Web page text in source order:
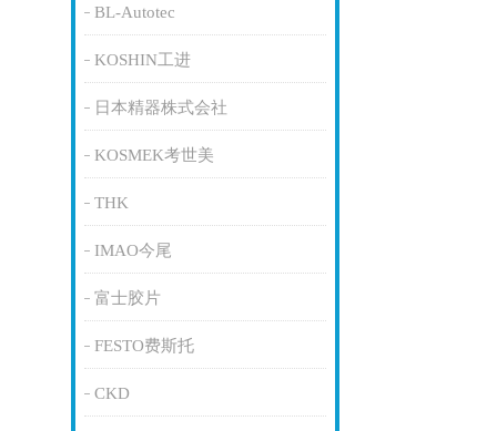
BL-Autotec
KOSHIN工进
日本精器株式会社
KOSMEK考世美
THK
IMAO今尾
富士胶片
FESTO费斯托
CKD